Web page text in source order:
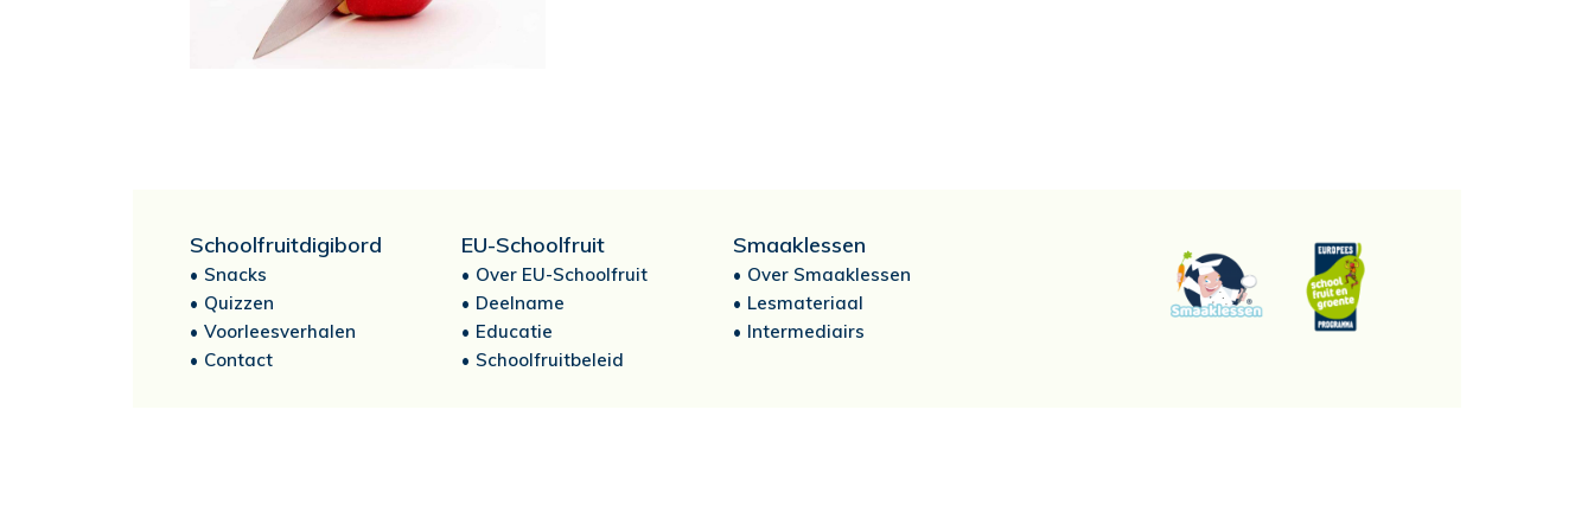
Schoolfruitdigibord
Snacks
Quizzen
Voorleesverhalen
Contact
EU-Schoolfruit
Over EU-Schoolfruit
Deelname
Educatie
Schoolfruitbeleid
Smaaklessen
Over Smaaklessen
Lesmateriaal
Intermediairs